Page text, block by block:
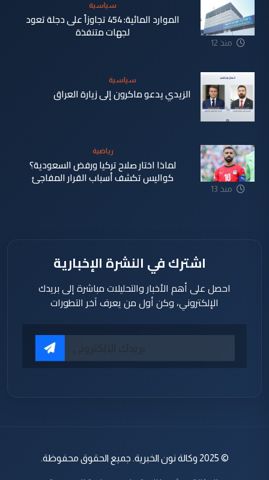
منذ 12
سياسية
الموارد المائية: 454 تجاوزاً على دجلة تعود
لجهات متنفذة
ساعة
سياسية
الزيدي يدعو ماكرون إلى زيارة العراق
منذ 13
رياضية
لماذا اختار صلاح تركيا ورفض السعودية؟
كواليس تكشف أسباب القرار المفاجئ
اشترك في النشرة الإخبارية
احصل على أهم الأخبار والتحليلات مباشرة إلى بريدك
الإلكتروني، وكن أول من يعرف آخر التطورات
© 2025 وكالة نون الخبرية. جميع الحقوق محفوظة.